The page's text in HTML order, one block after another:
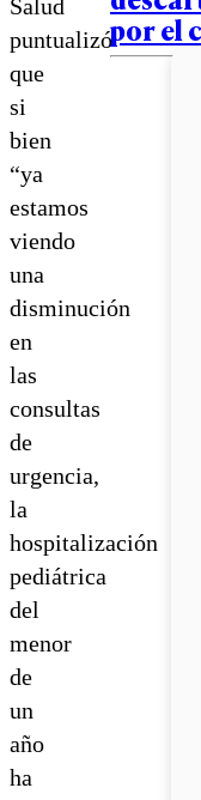
Salud
puntualizó
que
si
bien
“ya
estamos
viendo
una
disminución
en
las
consultas
de
urgencia,
la
hospitalización
pediátrica
del
menor
de
un
año
ha
por el